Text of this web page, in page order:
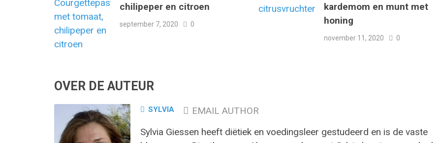
chilipeper en citroen
september 7, 2020 0
kardemom en munt met
honing
november 11, 2020 0
OVER DE AUTEUR
SYLVIA
EMAIL AUTHOR
Sylvia Giessen heeft diëtiek en voedingsleer gestudeerd en is de vaste